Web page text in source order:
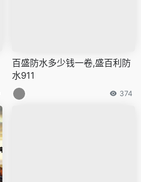
百盛防水多少钱一卷,盛百利防
水911
374